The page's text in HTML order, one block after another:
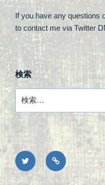
If you have any questions
to contact me via Twitter
検索
索:
X
Privacy
Policy